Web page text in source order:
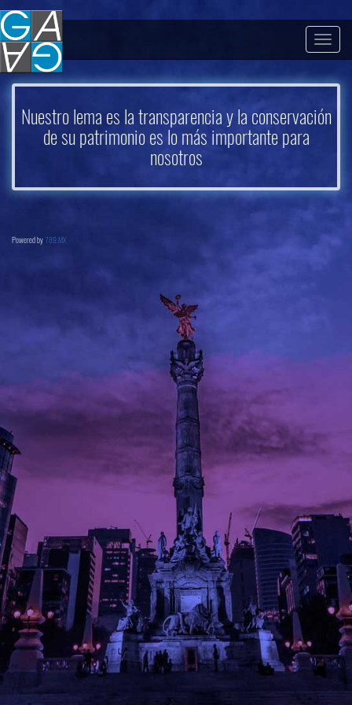
Nuestro lema es la transparencia y la conservación
de su patrimonio es lo más importante para
nosotros
Powered by 789.MX